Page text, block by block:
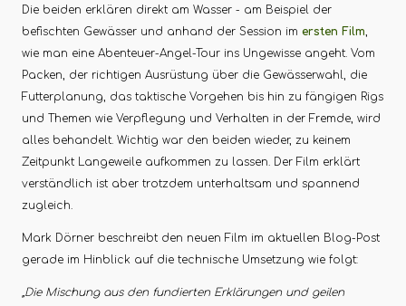
Die beiden erklären direkt am Wasser - am Beispiel der
befischten Gewässer und anhand der Session im ersten Film,
wie man eine Abenteuer-Angel-Tour ins Ungewisse angeht. Vom
Packen, der richtigen Ausrüstung über die Gewässerwahl, die
Futterplanung, das taktische Vorgehen bis hin zu fängigen Rigs
und Themen wie Verpflegung und Verhalten in der Fremde, wird
alles behandelt. Wichtig war den beiden wieder, zu keinem
Zeitpunkt Langeweile aufkommen zu lassen. Der Film erklärt
verständlich ist aber trotzdem unterhaltsam und spannend
zugleich.
Mark Dörner beschreibt den neuen Film im aktuellen Blog-Post
gerade im Hinblick auf die technische Umsetzung wie folgt:
„Die Mischung aus den fundierten Erklärungen und geilen